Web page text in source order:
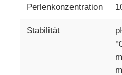
Angebot anfordern
Magnetkügelchen
DNA / RNA Extraktionskits
Perlenkonzentration
Stabilität